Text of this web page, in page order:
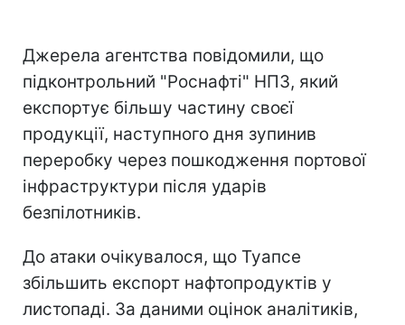
Джерела агентства повідомили, що
підконтрольний "Роснафті" НПЗ, який
експортує більшу частину своєї
продукції, наступного дня зупинив
переробку через пошкодження портової
інфраструктури після ударів
безпілотників.
До атаки очікувалося, що Туапсе
збільшить експорт нафтопродуктів у
листопаді. За даними оцінок аналітиків,